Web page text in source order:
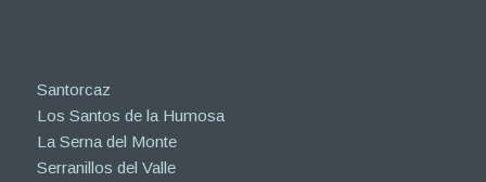
Santorcaz
Los Santos de la Humosa
La Serna del Monte
Serranillos del Valle